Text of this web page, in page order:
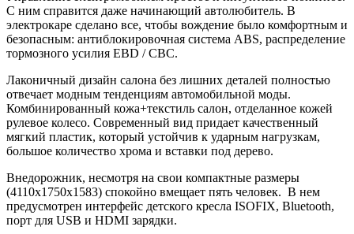
С ним справится даже начинающий автолюбитель. В
электрокаре сделано все, чтобы вождение было комфортным и
безопасным: антиблокировочная система ABS, распределение
тормозного усилия EBD / CBC.
Лаконичный дизайн салона без лишних деталей полностью
отвечает модным тенденциям автомобильной моды.
Комбинированный кожа+текстиль салон, отделанное кожей
рулевое колесо. Современный вид придает качественный
мягкий пластик, который устойчив к ударным нагрузкам,
большое количество хрома и вставки под дерево.
Внедорожник, несмотря на свои компактные размеры
(4110х1750х1583) спокойно вмещает пять человек. В нем
предусмотрен интерфейс детского кресла ISOFIX, Bluetooth,
порт для USB и HDMI зарядки.